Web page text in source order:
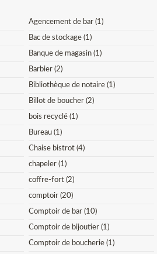
Agencement de bar (1)
Bac de stockage (1)
Banque de magasin (1)
Barbier (2)
Bibliothèque de notaire (1)
Billot de boucher (2)
bois recyclé (1)
Bureau (1)
Chaise bistrot (4)
chapeler (1)
coffre-fort (2)
comptoir (20)
Comptoir de bar (10)
Comptoir de bijoutier (1)
Comptoir de boucherie (1)